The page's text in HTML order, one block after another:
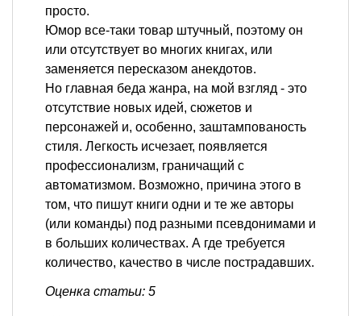
просто.
Юмор все-таки товар штучный, поэтому он
или отсутствует во многих книгах, или
заменяется пересказом анекдотов.
Но главная беда жанра, на мой взгляд - это
отсутствие новых идей, сюжетов и
персонажей и, особенно, заштампованость
стиля. Легкость исчезает, появляется
профессионализм, граничащий с
автоматизмом. Возможно, причина этого в
том, что пишут книги одни и те же авторы
(или команды) под разными псевдонимами и
в больших количествах. А где требуется
количество, качество в числе пострадавших.
Оценка статьи: 5